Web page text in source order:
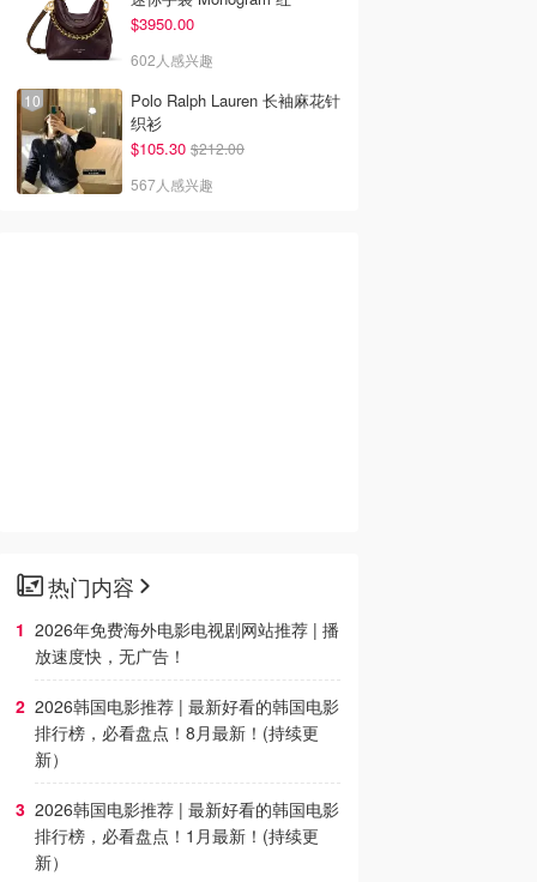
$3950.00
602人感兴趣
Polo Ralph Lauren 长袖麻花针
织衫
$105.30 $212.00
567人感兴趣
热门内容
2026年免费海外电影电视剧网站推荐 | 播
放速度快，无广告！
2026韩国电影推荐 | 最新好看的韩国电影
排行榜，必看盘点！8月最新！(持续更
新）
2026韩国电影推荐 | 最新好看的韩国电影
排行榜，必看盘点！1月最新！(持续更
新）